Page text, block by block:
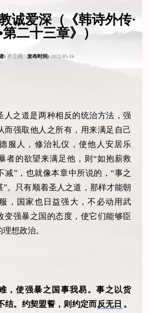
诚爱深（《韩诗外传·
第二十三章》）
:孙立尧发布时间:2022-05-16
人之道是两种相反的统治方法，强
而强取他人之所有，用来满足自己
服人，修治礼仪，使他人安居乐
者的欲望来满足他，则“如抱薪救
减”，也就像本章中所说的，“事之
”。只有顺着圣人之道，那样才能朝
，国家也日益强大，不必动用武
变强暴之国的态度，使它们能够臣
想政治。
，使强暴之国事我易。事之以货
结。约契盟誓，则约定而反无日 。